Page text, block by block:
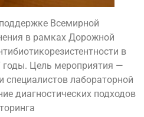
Всемирной
в рамках Дорожной
в
годы. Цель мероприятия —
лабораторной
диагностических подходов